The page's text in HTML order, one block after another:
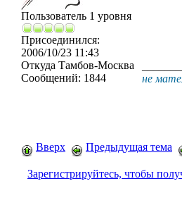
Пользователь 1 уровня
Присоединился:
2006/10/23 11:43
Откуда Тамбов-Москва
Сообщений: 1844
не
Вверх Предыдущая тема
Зарегистрируйтесь, чтобы